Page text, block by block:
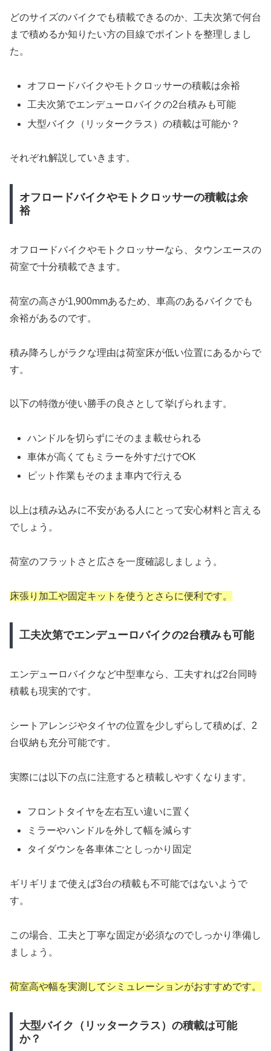
どのサイズのバイクでも積載できるのか、工夫次第で何台
まで積めるか知りたい方の目線でポイントを整理しまし
た。
オフロードバイクやモトクロッサーの積載は余裕
工夫次第でエンデューロバイクの2台積みも可能
大型バイク（リッタークラス）の積載は可能か？
それぞれ解説していきます。
オフロードバイクやモトクロッサーの積載は余
裕
オフロードバイクやモトクロッサーなら、タウンエースの
荷室で十分積載できます。
荷室の高さが1,900mmあるため、車高のあるバイクでも
余裕があるのです。
積み降ろしがラクな理由は荷室床が低い位置にあるからで
す。
以下の特徴が使い勝手の良さとして挙げられます。
ハンドルを切らずにそのまま載せられる
車体が高くてもミラーを外すだけでOK
ピット作業もそのまま車内で行える
以上は積み込みに不安がある人にとって安心材料と言える
でしょう。
荷室のフラットさと広さを一度確認しましょう。
床張り加工や固定キットを使うとさらに便利です。
工夫次第でエンデューロバイクの2台積みも可能
エンデューロバイクなど中型車なら、工夫すれば2台同時
積載も現実的です。
シートアレンジやタイヤの位置を少しずらして積めば、2
台収納も充分可能です。
実際には以下の点に注意すると積載しやすくなります。
フロントタイヤを左右互い違いに置く
ミラーやハンドルを外して幅を減らす
タイダウンを各車体ごとしっかり固定
ギリギリまで使えば3台の積載も不可能ではないようで
す。
この場合、工夫と丁寧な固定が必須なのでしっかり準備し
ましょう。
荷室高や幅を実測してシミュレーションがおすすめです。
大型バイク（リッタークラス）の積載は可能
か？